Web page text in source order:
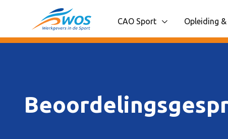
Spring naar content
CAO Sport
Toon onderliggende navigatie
Opleiding
Toon